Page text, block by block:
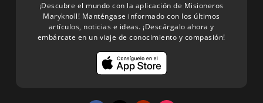
¡Descubre el mundo con la aplicación de Misioneros
Maryknoll! Manténgase informado con los últimos
artículos, noticias e ideas. ¡Descárgalo ahora y
embárcate en un viaje de conocimiento y compasión!